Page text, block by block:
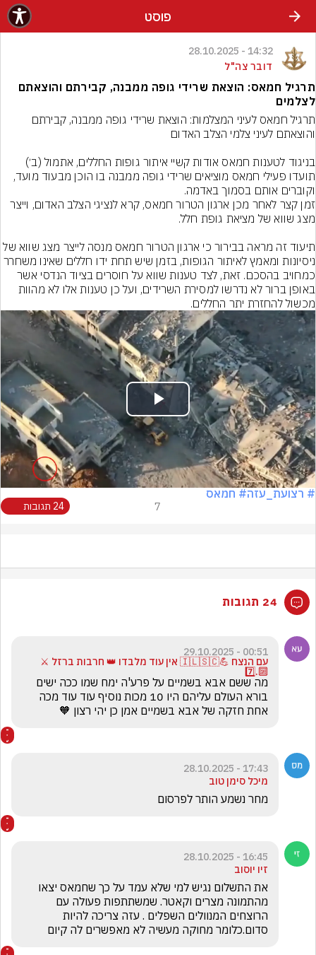
פוסט
14:32 - 28.10.2025
דובר צה"ל
תרגיל חמאס: הוצאת שרידי גופה ממבנה, קבירתם והוצאתם
לצלמים
זמן קצר לאחר מכן ארגון הטרור חמאס, קרא לנציגי הצלב האדום, וייצר
תיעוד זה מראה בבירור כי ארגון הטרור חמאס מנסה לייצר מצג שווא של
ניסיונות ומאמץ לאיתור הגופות, בזמן שיש תחת ידו חללים שאינו משחרר
כמחויב בהסכם. זאת, לצד טענות שווא על חוסרים בציוד הנדסי אשר
מכשול להחזרת יתר החללים.
Play
Video
# רצועת_עזה# חמאס
7 24 תגובות
24 תגובות
00:51 - 29.10.2025
עם הנצח 💪🇮🇱🇸🇨 אין עוד מלבדו 👑 חרבות ברזל ⚔️
🔟.7️⃣
אחת חזקה של אבא בשמיים אמן כן יהי רצון 🧡
17:43 - 28.10.2025
מיכל סימן טוב
מחר נשמע הותר לפרסום
16:45 - 28.10.2025
זיו יוסוב
סדום.כלומר מחוקה מעשיה לא מאפשרים לה קיום